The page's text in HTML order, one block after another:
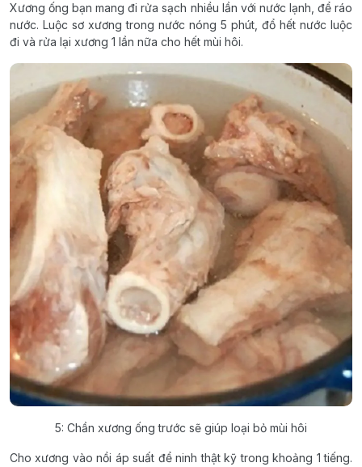
Xương ống bạn mang đi rửa sạch nhiều lần với nước lạnh, để ráo
nước. Luộc sơ xương trong nước nóng 5 phút, đổ hết nước luộc
đi và rửa lại xương 1 lần nữa cho hết mùi hôi.
5: Chần xương ống trước sẽ giúp loại bỏ mùi hôi
Cho xương vào nồi áp suất để ninh thật kỹ trong khoảng 1 tiếng.